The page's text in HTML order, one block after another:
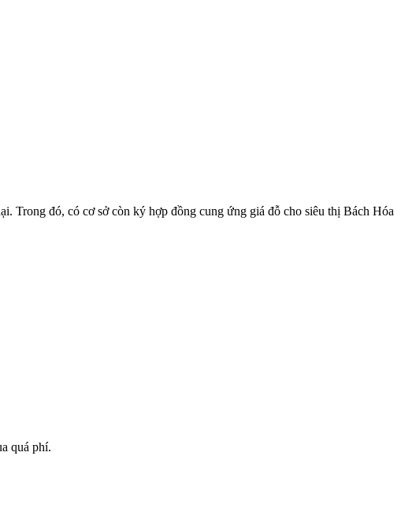
Trong đó, có cơ sở còn ký hợp đồng cung ứng giá đỗ cho siêu thị Bách Hóa
quá phí.